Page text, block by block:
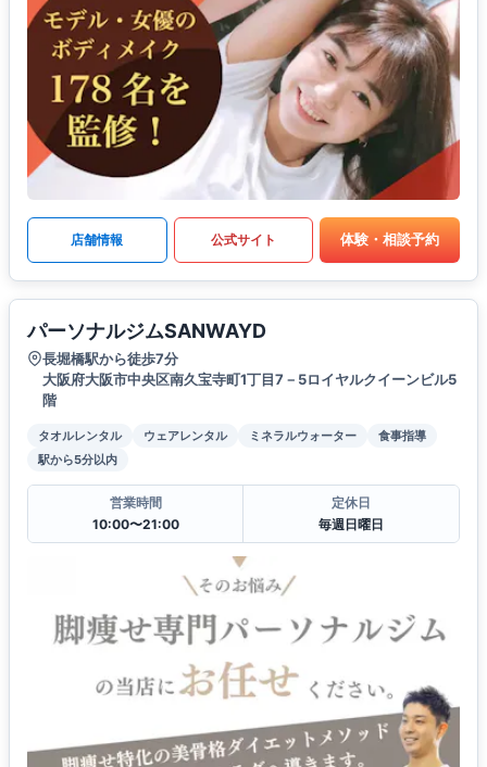
店舗情報 公式サイト 体験・相談予約
パーソナルジムSANWAYD
長堀橋駅から徒歩7分
大阪府大阪市中央区南久宝寺町1丁目7－5ロイヤルクイーンビル5
階
タオルレンタル ウェアレンタル ミネラルウォーター
食事指導
駅から5分以内
営業時間
10:00〜21:00
定休日
毎週日曜日